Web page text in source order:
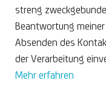
streng
Beantwortung
Absenden des
der Verarbeitung
Mehr erfahren